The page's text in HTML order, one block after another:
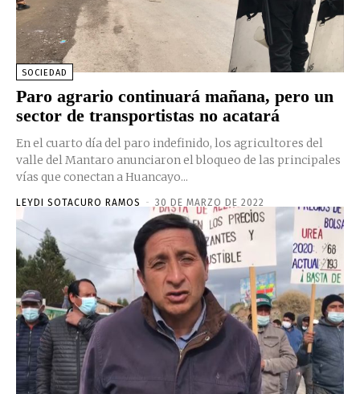
SOCIEDAD
Paro agrario continuará mañana, pero un
sector de transportistas no acatará
En el cuarto día del paro indefinido, los agricultores del
valle del Mantaro anunciaron el bloqueo de las principales
vías que conectan a Huancayo...
LEYDI SOTACURO RAMOS - 30 DE MARZO DE 2022